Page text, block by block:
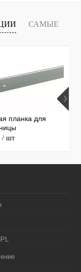
САМЫЕ
планка для
/ шт